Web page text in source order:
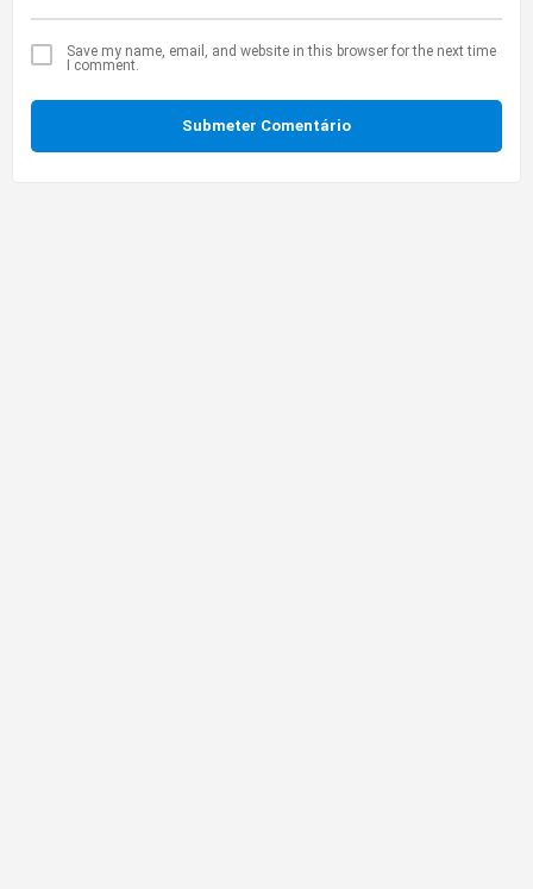
Save my name, email, and website in this browser for the next time
I comment.
Submeter Comentário